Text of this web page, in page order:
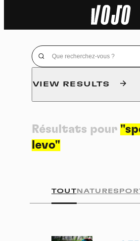
Résultats pour
levo"
VIEW RESULTS
TOUT NATURE